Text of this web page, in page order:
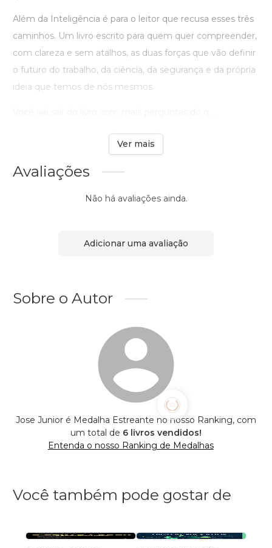
Além da Inteligência é para o leitor que recusa esses três
caminhos. Um livro escrito para quem quer compreender,
com clareza e sem atalhos, as duas forças que vão definir
o futuro do trabalho, da ciência, da segurança e da própria
ideia que temos de nós mesmos.
Ver mais
Avaliações
Não há avaliações ainda.
Adicionar uma avaliação
Sobre o Autor
Jose Junior é Medalha Estreante no nosso Ranking, com
um total de 6 livros vendidos!
Entenda o nosso Ranking de Medalhas
Você também pode gostar de